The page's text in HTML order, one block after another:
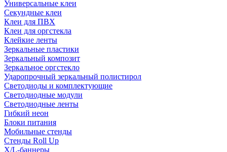
Универсальные клеи
Секундные клеи
Клеи для ПВХ
Клеи для оргстекла
Клейкие ленты
Зеркальные пластики
Зеркальный композит
Зеркальное оргстекло
Ударопрочный зеркальный полистирол
Светодиоды и комплектующие
Светодиодные модули
Светодиодные ленты
Гибкий неон
Блоки питания
Мобильные стенды
Стенды Roll Up
X/L-баннеры